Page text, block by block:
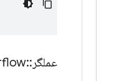
عملگر ::